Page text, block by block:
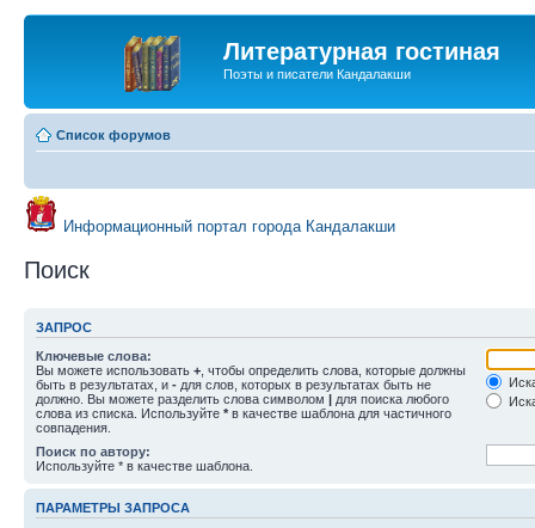
Литературная гостиная
Поэты и писатели Кандалакши
Список форумов
Информационный портал города Кандалакши
Поиск
ЗАПРОС
Ключевые слова:
Вы можете использовать + , чтобы определить слова, которые должны
быть в результатах, и - для слов, которых в результатах быть не
должно. Вы можете разделить слова символом | для поиска любого
слова из списка. Используйте * в качестве шаблона для частичного
совпадения.
Поиск по автору:
Используйте * в качестве шаблона.
ПАРАМЕТРЫ ЗАПРОСА